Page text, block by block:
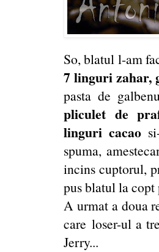
So, blatul l-am
7 linguri zahar,
pasta de
pliculet de
linguri cacaosi-
spuma,
incins cuptorul,
pus blatul la copt
A urmat a doua
care loser-ul a
Jerry...